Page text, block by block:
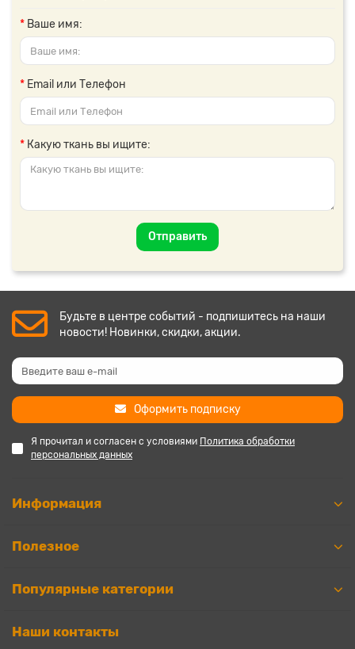
Ваше имя:
Email или Телефон
Какую ткань вы ищите:
Отправить
Будьте в центре событий - подпишитесь на наши
новости! Новинки, скидки, акции.
Оформить подписку
Я прочитал и согласен с условиями Политика обработки
персональных данных
Информация
Полезное
Популярные категории
Наши контакты